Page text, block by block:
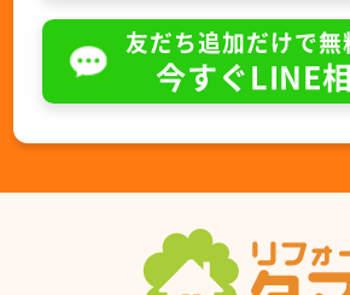
友だち追加だけで無
今すぐLINE